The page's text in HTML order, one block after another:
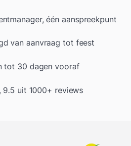
één aanspreekpunt
van aanvraag tot feest
tot 30 dagen vooraf
9.5 uit 1000+ reviews